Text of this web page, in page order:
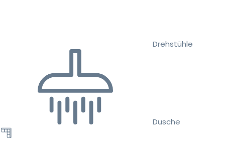
Drehstühle
Dusche